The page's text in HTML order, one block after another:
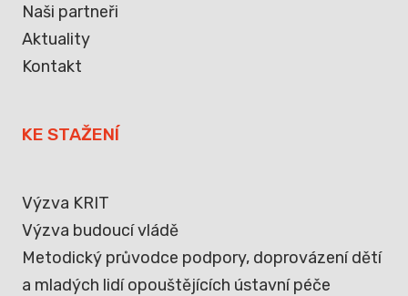
Naši partneři
Aktuality
Kontakt
KE STAŽENÍ
Výzva KRIT
Výzva budoucí vládě
Metodický průvodce podpory, doprovázení dětí
a mladých lidí opouštějících ústavní péče